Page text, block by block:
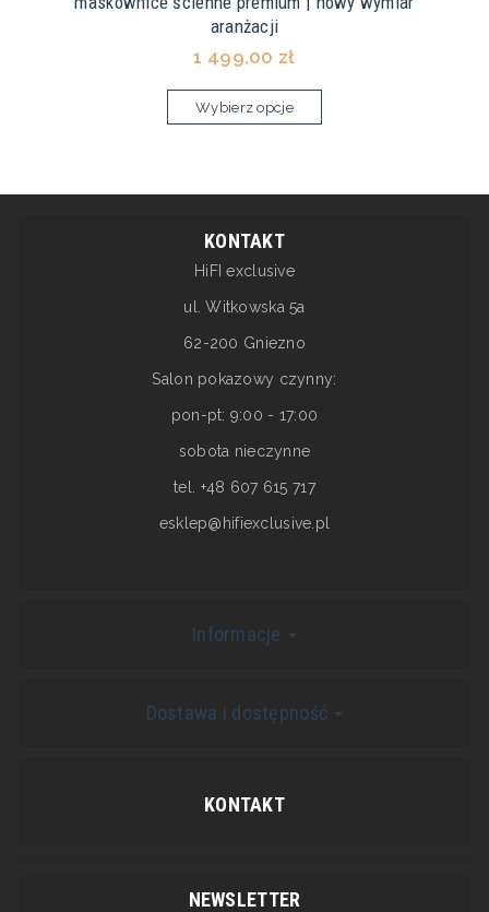
aranżacji
1 499,00 zł
Wybierz opcje
KONTAKT
HiFI exclusive
ul. Witkowska 5a
62-200 Gniezno
Salon pokazowy czynny:
pon-pt: 9:00 - 17:00
sobota nieczynne
tel. +48 607 615 717
esklep@hifiexclusive.pl
Informacje
Dostawa i dostępność
KONTAKT
NEWSLETTER